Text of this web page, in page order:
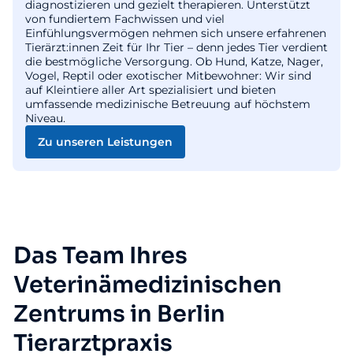
diagnostizieren und gezielt therapieren. Unterstützt
von fundiertem Fachwissen und viel
Einfühlungsvermögen nehmen sich unsere erfahrenen
Tierärzt:innen Zeit für Ihr Tier – denn jedes Tier verdient
die bestmögliche Versorgung. Ob Hund, Katze, Nager,
Vogel, Reptil oder exotischer Mitbewohner: Wir sind
auf Kleintiere aller Art spezialisiert und bieten
umfassende medizinische Betreuung auf höchstem
Niveau.
Zu unseren Leistungen
Das Team Ihres
Veterinämedizinischen
Zentrums in Berlin
Tierarztpraxis